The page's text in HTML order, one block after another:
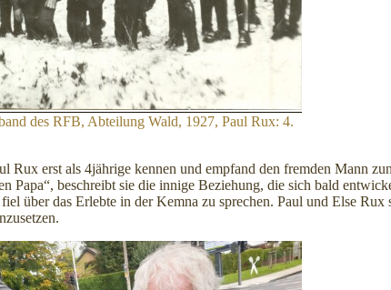
des RFB, Abteilung Wald, 1927, Paul Rux: 4.
Rux erst als 4jährige kennen und empfand den fremden Mann
Papa“, beschreibt sie die innige Beziehung, die sich bald
über das Erlebte in der Kemna zu sprechen. Paul und Else